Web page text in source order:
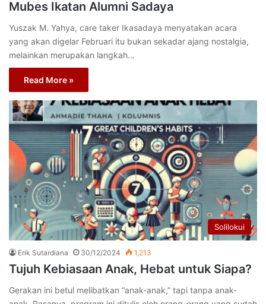
Mubes Ikatan Alumni Sadaya
Yuszak M. Yahya, care taker Ikasadaya menyatakan acara
yang akan digelar Februari itu bukan sekadar ajang nostalgia,
melainkan merupakan langkah…
Read More »
Solilokui
Erik Sutardiana 30/12/2024 1,213
Tujuh Kebiasaan Anak, Hebat untuk Siapa?
Gerakan ini betul melibatkan “anak-anak,” tapi tanpa anak-